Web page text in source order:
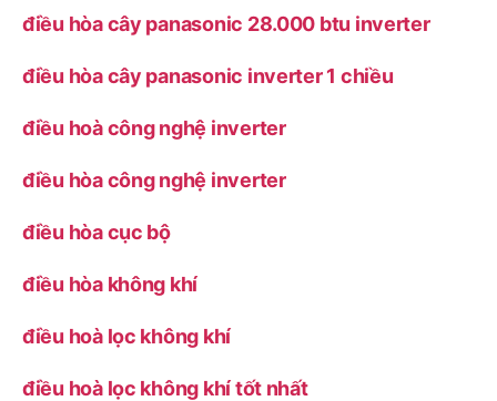
điều hòa cây panasonic 28.000 btu inverter
điều hòa cây panasonic inverter 1 chiều
điều hoà công nghệ inverter
điều hòa công nghệ inverter
điều hòa cục bộ
điều hòa không khí
điều hoà lọc không khí
điều hoà lọc không khí tốt nhất